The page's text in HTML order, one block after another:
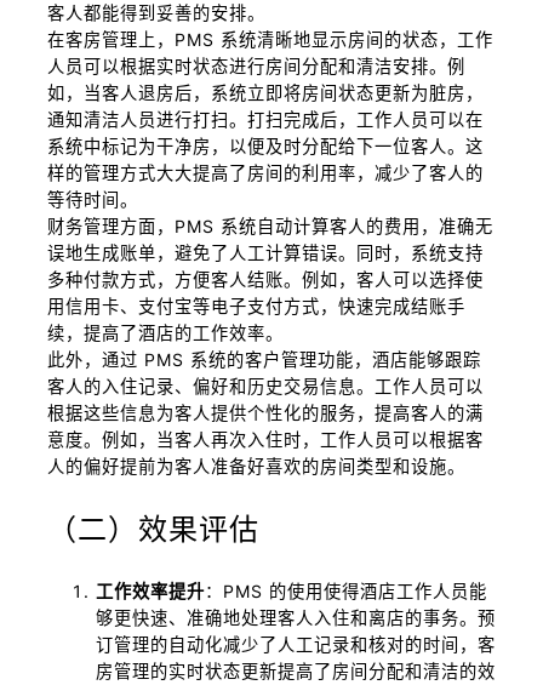
客人都能得到妥善的安排。
在客房管理上，PMS 系统清晰地显示房间的状态，工作
人员可以根据实时状态进行房间分配和清洁安排。例
如，当客人退房后，系统立即将房间状态更新为脏房，
通知清洁人员进行打扫。打扫完成后，工作人员可以在
系统中标记为干净房，以便及时分配给下一位客人。这
样的管理方式大大提高了房间的利用率，减少了客人的
等待时间。
财务管理方面，PMS 系统自动计算客人的费用，准确无
误地生成账单，避免了人工计算错误。同时，系统支持
多种付款方式，方便客人结账。例如，客人可以选择使
用信用卡、支付宝等电子支付方式，快速完成结账手
续，提高了酒店的工作效率。
此外，通过 PMS 系统的客户管理功能，酒店能够跟踪
客人的入住记录、偏好和历史交易信息。工作人员可以
根据这些信息为客人提供个性化的服务，提高客人的满
意度。例如，当客人再次入住时，工作人员可以根据客
人的偏好提前为客人准备好喜欢的房间类型和设施。
（二）效果评估
工作效率提升：PMS 的使用使得酒店工作人员能
够更快速、准确地处理客人入住和离店的事务。预
订管理的自动化减少了人工记录和核对的时间，客
房管理的实时状态更新提高了房间分配和清洁的效